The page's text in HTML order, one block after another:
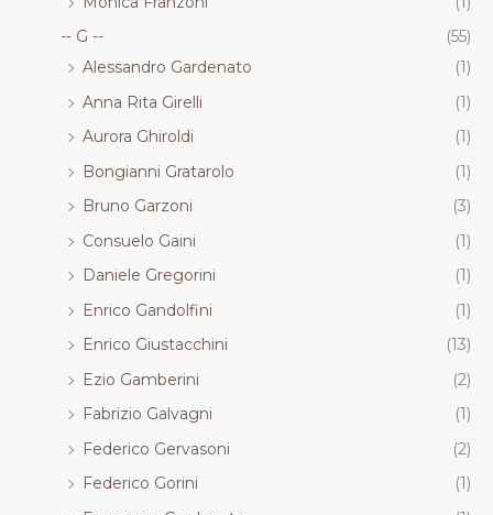
-- G --
(55)
Alessandro Gardenato
(1)
Anna Rita Girelli
(1)
Aurora Ghiroldi
(1)
Bongianni Gratarolo
(1)
Bruno Garzoni
(3)
Consuelo Gaini
(1)
Daniele Gregorini
(1)
Enrico Gandolfini
(1)
Enrico Giustacchini
(13)
Ezio Gamberini
(2)
Fabrizio Galvagni
(1)
Federico Gervasoni
(2)
Federico Gorini
(1)